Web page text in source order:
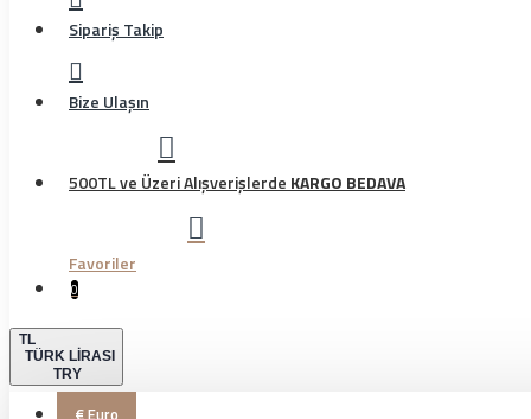
Sipariş Takip
Bize Ulaşın
500TL ve Üzeri Alışverişlerde KARGO BEDAVA
Favoriler
0
TL
TÜRK LIRASI
TRY
€Euro